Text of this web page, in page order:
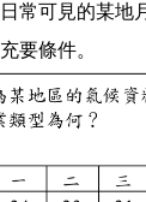
常可見的某
要條件。